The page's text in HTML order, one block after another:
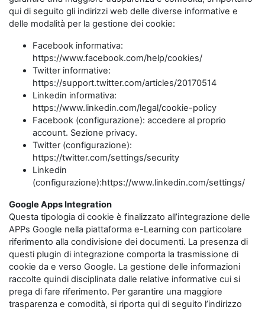
qui di seguito gli indirizzi web delle diverse informative e
delle modalità per la gestione dei cookie:
Facebook informativa:
https://www.facebook.com/help/cookies/
Twitter informative:
https://support.twitter.com/articles/20170514
Linkedin informativa:
https://www.linkedin.com/legal/cookie-policy
Facebook (configurazione): accedere al proprio
account. Sezione privacy.
Twitter (configurazione):
https://twitter.com/settings/security
Linkedin
(configurazione):https://www.linkedin.com/settings/
Google Apps Integration
Questa tipologia di cookie è finalizzato all’integrazione delle
APPs Google nella piattaforma e-Learning con particolare
riferimento alla condivisione dei documenti. La presenza di
questi plugin di integrazione comporta la trasmissione di
cookie da e verso Google. La gestione delle informazioni
raccolte quindi disciplinata dalle relative informative cui si
prega di fare riferimento. Per garantire una maggiore
trasparenza e comodità, si riporta qui di seguito l’indirizzo